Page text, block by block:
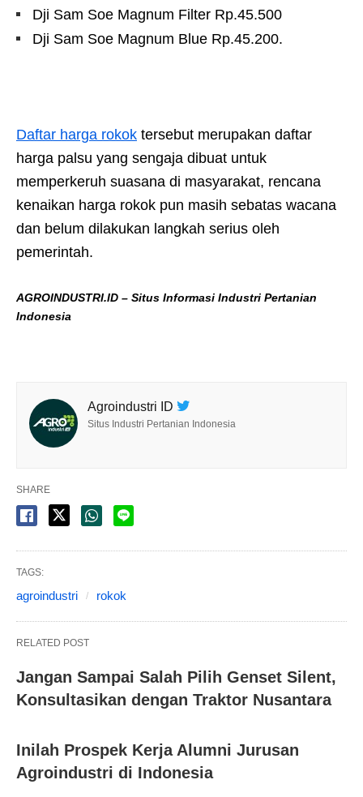
Dji Sam Soe Magnum Filter Rp.45.500
Dji Sam Soe Magnum Blue Rp.45.200.
Daftar harga rokok tersebut merupakan daftar
harga palsu yang sengaja dibuat untuk
memperkeruh suasana di masyarakat, rencana
kenaikan harga rokok pun masih sebatas wacana
dan belum dilakukan langkah serius oleh
pemerintah.
AGROINDUSTRI.ID – Situs Informasi Industri Pertanian
Indonesia
Agroindustri ID
Situs Industri Pertanian Indonesia
SHARE
TAGS:
agroindustri rokok
RELATED POST
Jangan Sampai Salah Pilih Genset Silent,
Konsultasikan dengan Traktor Nusantara
Inilah Prospek Kerja Alumni Jurusan
Agroindustri di Indonesia